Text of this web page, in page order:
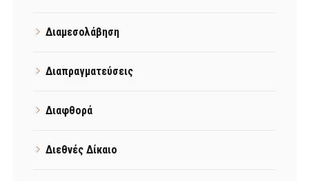
Διαμεσολάβηση
Διαπραγματεύσεις
Διαφθορά
Διεθνές Δίκαιο